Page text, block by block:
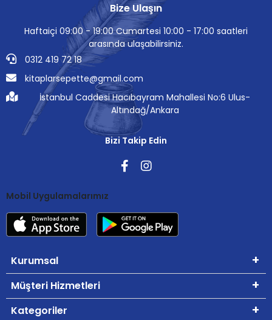
Bize Ulaşın
Haftaiçi 09:00 - 19:00 Cumartesi 10:00 - 17:00 saatleri
arasında ulaşabilirsiniz.
0312 419 72 18
kitaplarsepette@gmail.com
İstanbul Caddesi Hacıbayram Mahallesi No:6 Ulus-
Altındağ/Ankara
Bizi Takip Edin
Mobil Uygulamalarımız
Kurumsal
Müşteri Hizmetleri
Kategoriler